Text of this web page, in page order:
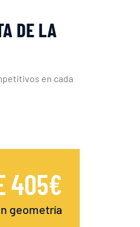
DE LA
en cada
405€
geometría